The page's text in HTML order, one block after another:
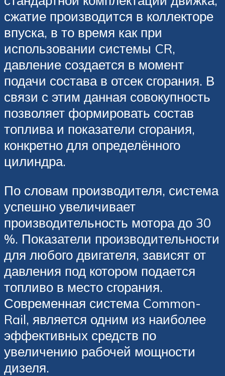
сжатие производится в коллекторе
впуска, в то время как при
использовании системы CR,
давление создается в момент
подачи состава в отсек сгорания. В
связи с этим данная совокупность
позволяет формировать состав
топлива и показатели сгорания,
конкретно для определённого
цилиндра.
По словам производителя, система
успешно увеличивает
производительность мотора до 30
%. Показатели производительности
для любого двигателя, зависят от
давления под котором подается
топливо в место сгорания.
Современная система Common-
Rail, является одним из наиболее
эффективных средств по
увеличению рабочей мощности
дизеля.